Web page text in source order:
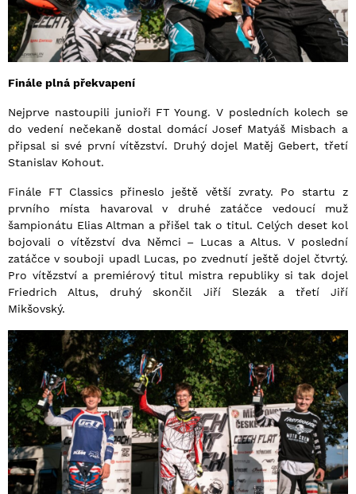
Finále plná překvapení
Nejprve nastoupili junioři FT Young. V posledních kolech se
do vedení nečekaně dostal domácí Josef Matyáš Misbach a
připsal si své první vítězství. Druhý dojel Matěj Gebert, třetí
Stanislav Kohout.
Finále FT Classics přineslo ještě větší zvraty. Po startu z
prvního místa havaroval v druhé zatáčce vedoucí muž
šampionátu Elias Altman a přišel tak o titul. Celých deset kol
bojovali o vítězství dva Němci – Lucas a Altus. V poslední
zatáčce v souboji upadl Lucas, po zvednutí ještě dojel čtvrtý.
Pro vítězství a premiérový titul mistra republiky si tak dojel
Friedrich Altus, druhý skončil Jiří Slezák a třetí Jiří
Mikšovský.